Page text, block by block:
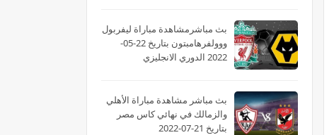
بث مباشرمشاهدة مباراة ليفربول
ووولفرهامبتون بتاريخ 22-05-
2022 الدوري الانجليزي
بث مباشر مشاهدة مباراة الأهلي
والزمالك في نهائي كاس مصر
بتاريخ 21-07-2022